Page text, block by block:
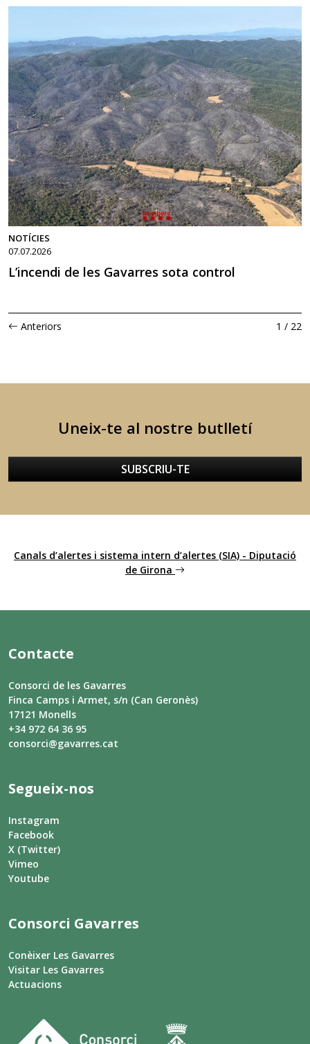
NOTÍCIES
07.07.2026
L’incendi de les Gavarres sota control
Anteriors 1 / 22
Uneix-te al nostre butlletí
SUBSCRIU-TE
Canals d’alertes i sistema intern d’alertes (SIA) - Diputació
de Girona
Contacte
Consorci de les Gavarres
Finca Camps i Armet, s/n (Can Geronès)
17121 Monells
+34 972 64 36 95
consorci@gavarres.cat
Segueix-nos
Instagram
Facebook
X (Twitter)
Vimeo
Youtube
Consorci Gavarres
Conèixer Les Gavarres
Visitar Les Gavarres
Actuacions